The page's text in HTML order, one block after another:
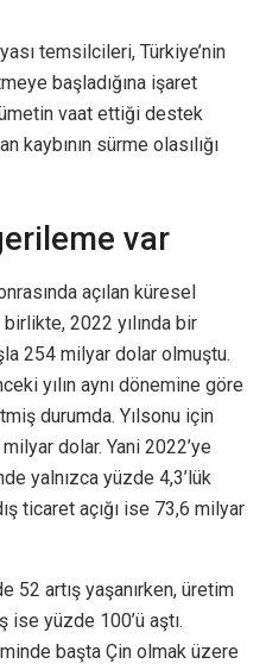
temsilcileri, Türkiye’nin
başladığına işaret
vaat ettiği destek
kaybının sürme olasılığı
var
açılan küresel
2022 yılında bir
254 milyar dolar olmuştu.
yılın aynı dönemine göre
durumda. Yılsonu için
dolar. Yani 2022’ye
yalnızca yüzde 4,3’lük
ticaret açığı ise 73,6 milyar
52 artış yaşanırken, üretim
yüzde 100’ü aştı.
başta Çin olmak üzere